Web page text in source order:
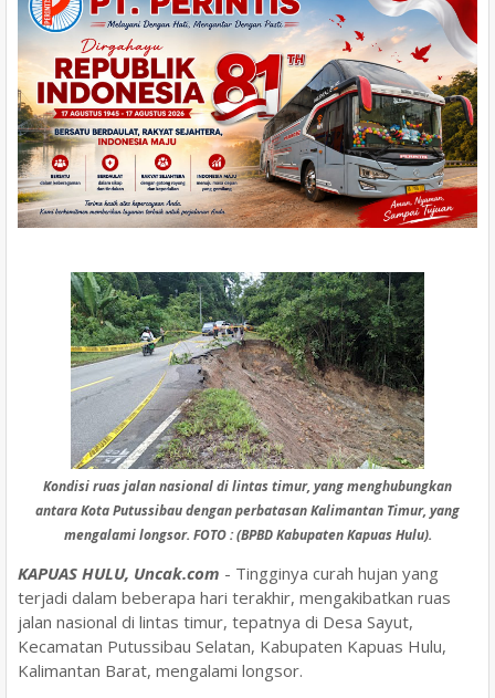
Kondisi ruas jalan nasional di lintas timur, yang menghubungkan
antara Kota Putussibau dengan perbatasan Kalimantan Timur, yang
mengalami longsor. FOTO : (BPBD Kabupaten Kapuas Hulu).
KAPUAS HULU, Uncak.com - Tingginya curah hujan yang
terjadi dalam beberapa hari terakhir, mengakibatkan ruas
jalan nasional di lintas timur, tepatnya di Desa Sayut,
Kecamatan Putussibau Selatan, Kabupaten Kapuas Hulu,
Kalimantan Barat, mengalami longsor.